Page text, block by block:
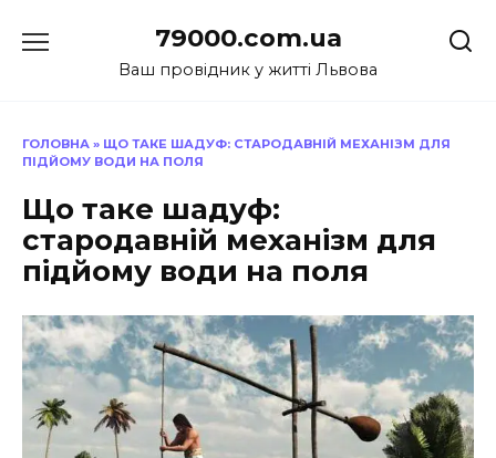
до
79000.com.ua
Ваш провідник у житті Львова
ГОЛОВНА » ЩО ТАКЕ ШАДУФ: СТАРОДАВНІЙ МЕХАНІЗМ ДЛЯ
ПІДЙОМУ ВОДИ НА ПОЛЯ
Що таке шадуф:
стародавній механізм для
підйому води на поля